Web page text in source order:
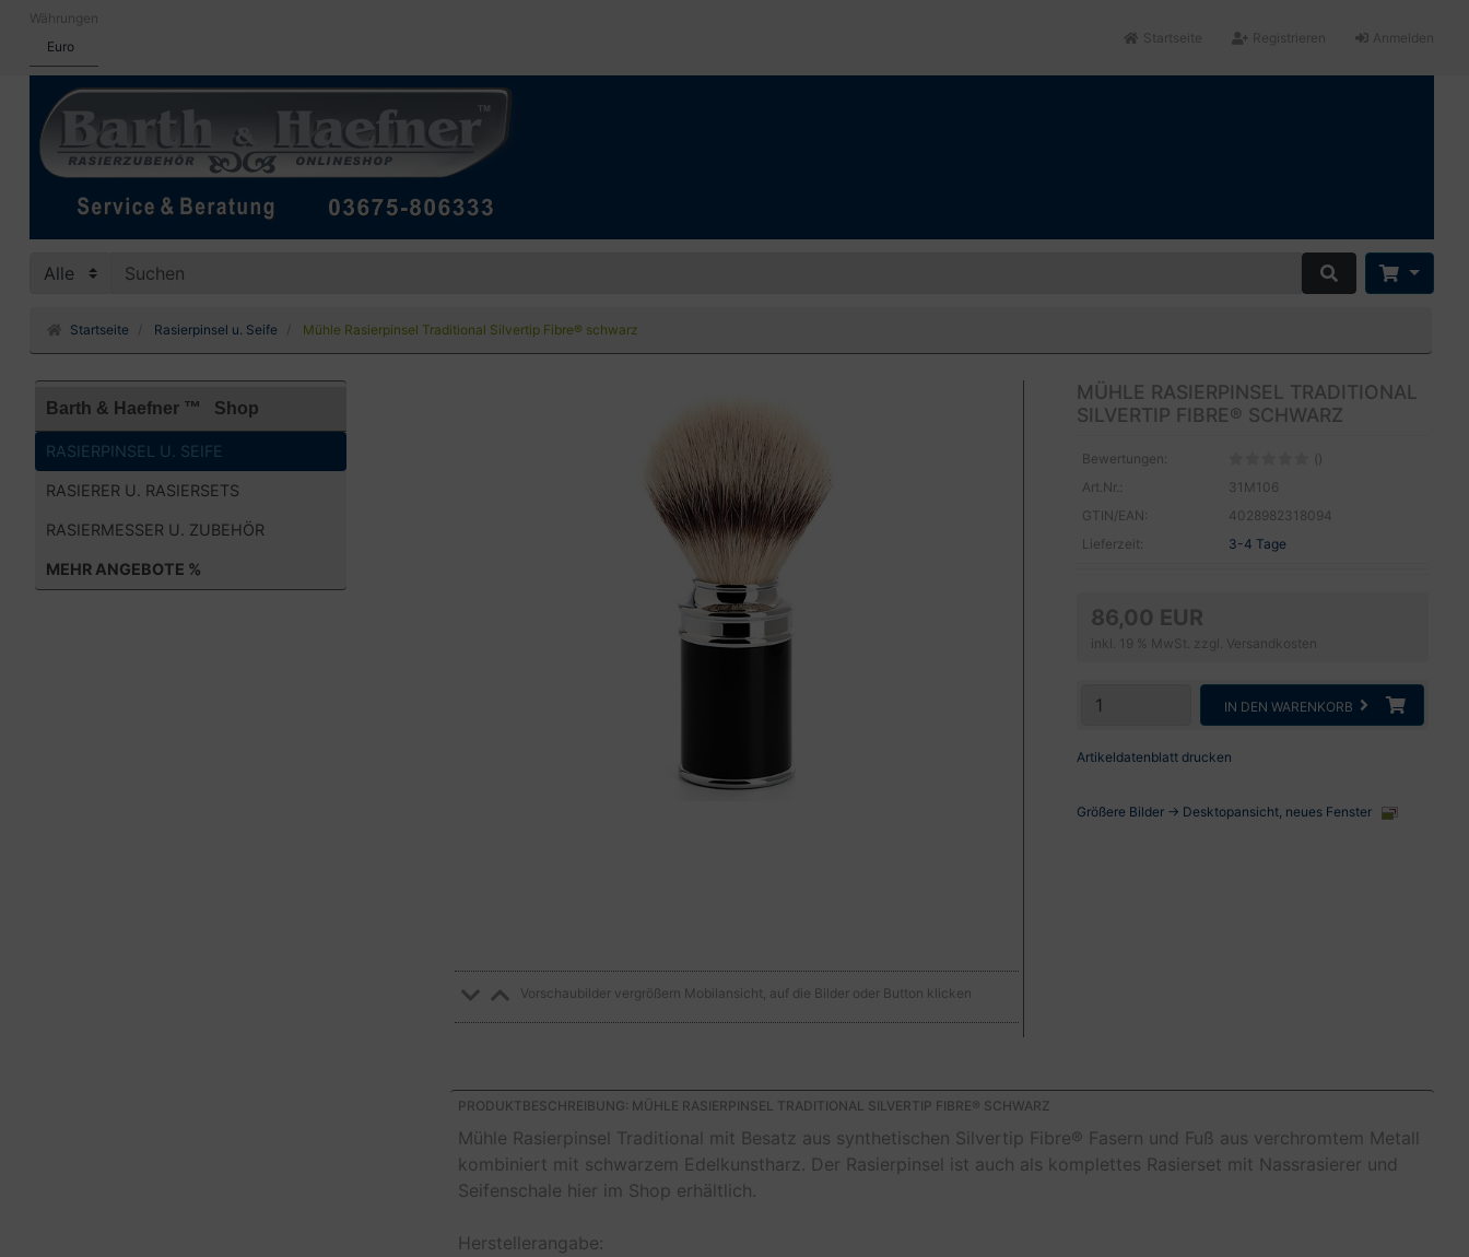
Währungen
Euro
Startseite Registrieren Anmelden
Startseite Rasierpinsel u. Seife Mühle Rasierpinsel Traditional Silvertip Fibre® schwarz
Barth & Haefner ™ Shop
RASIERPINSEL U. SEIFE
RASIERER U. RASIERSETS
RASIERMESSER U. ZUBEHÖR
MEHR ANGEBOTE %
Vorschaubilder vergrößern Mobilansicht, auf die Bilder oder Button klicken
MÜHLE RASIERPINSEL TRADITIONAL
SILVERTIP FIBRE® SCHWARZ
Bewertungen:
()
Art.Nr.:
31M106
GTIN/EAN:
4028982318094
Lieferzeit:
3-4 Tage
86,00 EUR
inkl. 19 % MwSt. zzgl. Versandkosten
IN DEN WARENKORB
Artikeldatenblatt drucken
Größere Bilder -> Desktopansicht, neues Fenster
PRODUKTBESCHREIBUNG: MÜHLE RASIERPINSEL TRADITIONAL SILVERTIP FIBRE® SCHWARZ
Mühle Rasierpinsel Traditional mit Besatz aus synthetischen Silvertip Fibre® Fasern und Fuß aus verchromtem Metall
kombiniert mit schwarzem Edelkunstharz. Der Rasierpinsel ist auch als komplettes Rasierset mit Nassrasierer und
Seifenschale hier im Shop erhältlich.
Herstellerangabe: